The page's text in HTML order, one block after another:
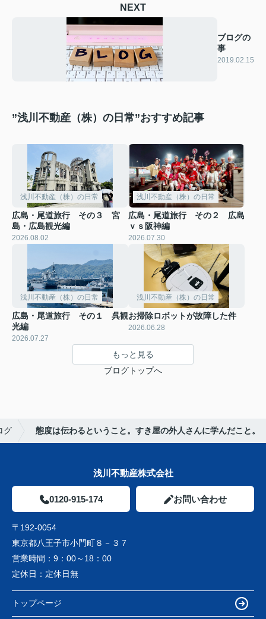
NEXT
ブログの
事
2019.02.15
”浅川不動産（株）の日常”おすすめ記事
浅川不動産（株）の日常
広島・尾道旅行 その３ 宮
島・広島観光編
2026.08.02
浅川不動産（株）の日常
広島・尾道旅行 その２ 広島
ｖｓ阪神編
2026.07.30
浅川不動産（株）の日常
広島・尾道旅行 その１ 呉観
光編
2026.07.27
浅川不動産（株）の日常
お掃除ロボットが故障した件
2026.06.28
もっと見る
ブログトップへ
グ 態度は伝わるということ。すき屋の外人さんに学んだこと。
浅川不動産株式会社
0120-915-174 お問い合わせ
〒192-0054
東京都八王子市小門町８－３７
営業時間： 9：00～18：00
定休日： 定休日無
トップページ